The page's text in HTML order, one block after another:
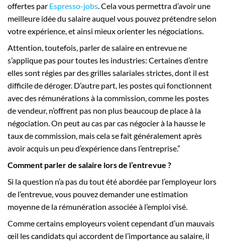
offertes par Espresso-jobs . Cela vous permettra d’avoir une
meilleure idée du salaire auquel vous pouvez prétendre selon
votre expérience, et ainsi mieux orienter les négociations.
Attention, toutefois, parler de salaire en entrevue ne
s’applique pas pour toutes les industries: Certaines d’entre
elles sont régies par des grilles salariales strictes, dont il est
difficile de déroger. D’autre part, les postes qui fonctionnent
avec des rémunérations à la commission, comme les postes
de vendeur, n’offrent pas non plus beaucoup de place à la
négociation. On peut au cas par cas négocier à la hausse le
taux de commission, mais cela se fait généralement après
avoir acquis un peu d’expérience dans l’entreprise.”
Comment parler de salaire lors de l’entrevue ?
Si la question n’a pas du tout été abordée par l’employeur lors
de l’entrevue, vous pouvez demander une estimation
moyenne de la rémunération associée à l’emploi visé.
Comme certains employeurs voient cependant d’un mauvais
œil les candidats qui accordent de l’importance au salaire, il